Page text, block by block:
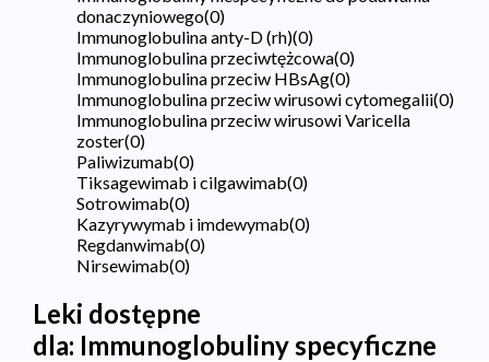
donaczyniowego(0)
Immunoglobulina anty-D (rh)(0)
Immunoglobulina przeciwtężcowa(0)
Immunoglobulina przeciw HBsAg(0)
Immunoglobulina przeciw wirusowi cytomegalii(0)
Immunoglobulina przeciw wirusowi Varicella
zoster(0)
Paliwizumab(0)
Tiksagewimab i cilgawimab(0)
Sotrowimab(0)
Kazyrywymab i imdewymab(0)
Regdanwimab(0)
Nirsewimab(0)
Leki dostępne
dla: Immunoglobuliny specyficzne